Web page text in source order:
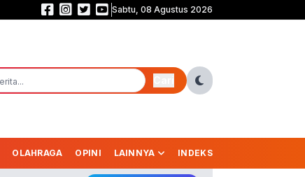
Asgar Go Global! Irine Dorong Keahlian Pangkas Rambut Garut Tembus
Sabtu, 08 Agustus 2026
OLAHRAGA OPINI LAINNYA INDEKS